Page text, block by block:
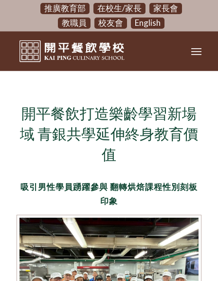
推廣教育部 在校生/家長
家長會
教職員
校友會 English
開平餐飲打造樂齡學習新場
域 青銀共學延伸終身教育價
值
吸引男性學員踴躍參與 翻轉烘焙課程性別刻板
印象